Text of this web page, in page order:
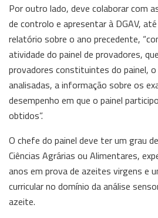
Por outro lado, deve colaborar com
de controlo e apresentar à DGAV,
relatório sobre o ano precedente,
atividade do painel de provadores,
provadores constituintes do painel,
analisadas, a informação sobre os
desempenho em que o painel
obtidos”.
O chefe do painel deve ter um grau
Ciências Agrárias ou Alimentares,
anos em prova de azeites virgens e
curricular no domínio da análise
azeite.